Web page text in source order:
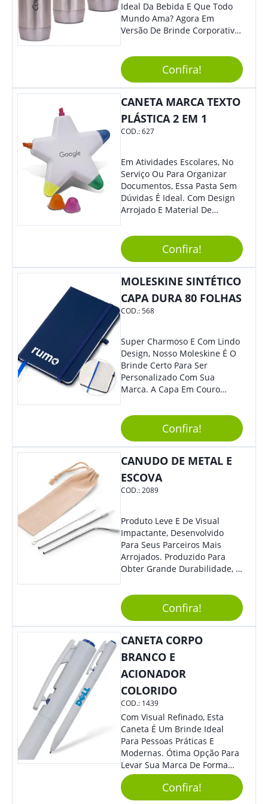
Para Assinar Documentos E
Contratos Com Elegância E
Segurança.
Ideal Da Bebida E Que Todo
Mundo Ama? Agora Em
Versão De Brinde Corporativo
Sua Marca Com Muito Estilo E
Acrescentar Ainda Mais
Praticidade À Eventos E Feiras
De Exposição.
Confira!
CANETA MARCA TEXTO
PLÁSTICA 2 EM 1
COD.:627
Em Atividades Escolares, No
Serviço Ou Para Organizar
Documentos, Essa Pasta Sem
Dúvidas É Ideal. Com Design
Arrojado E Material De
Prático E Agradará Todos Os
Seus Clientes. Leve Sua Marca
À Eventos E Feiras
Corporativas Em Um Item
Moderno E Util.
Confira!
MOLESKINE SINTÉTICO
CAPA DURA 80 FOLHAS
COD.:568
Super Charmoso E Com Lindo
Design, Nosso Moleskine É O
Brinde Certo Para Ser
Personalizado Com Sua
Marca. A Capa Em Couro
Elástico Permite Maior
Segurança Ao Carregá-Lo.
Ofereça A Seus Clientes E
Colaboradores, Sem Dúvidas
Eles Irão Adorar.
Confira!
CANUDO DE METAL E
ESCOVA
COD.:2089
Produto Leve E De Visual
Impactante, Desenvolvido
Para Seus Parceiros Mais
Arrojados. Produzido Para
Obter Grande Durabilidade, É
Sua Marca De Forma Estilosa,
Agregando Valor Para Sua
Empresa Em Eventos.
Confira!
CANETA CORPO
BRANCO E
ACIONADOR
COLORIDO
COD.: 1439
Com Visual Refinado, Esta
Caneta É Um Brinde Ideal
Para Pessoas Práticas E
Modernas. Ótima Opção Para
Levar Sua Marca De Forma
Estilosa, Agregando Valor Para
Sua Empresa Em Eventos,
Reuniões Corporativas Ou Até
Confira!